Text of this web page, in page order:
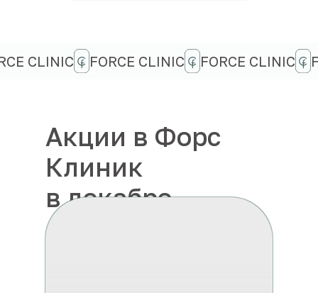
CLINIC FORCE CLINIC FORCE CLINIC
Акции в Форс
Клиник
в декабре